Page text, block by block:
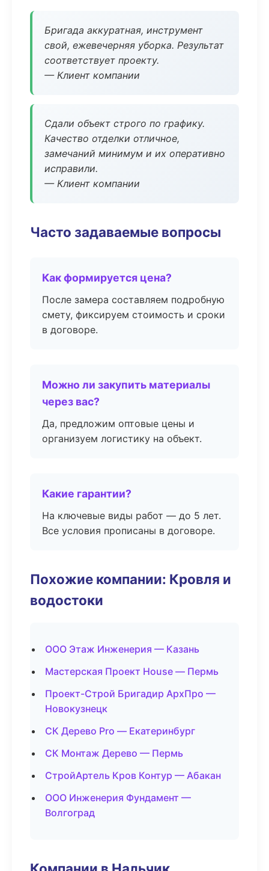
Бригада аккуратная, инструмент
свой, ежевечерняя уборка. Результат
соответствует проекту.
— Клиент компании
Сдали объект строго по графику.
Качество отделки отличное,
замечаний минимум и их оперативно
исправили.
— Клиент компании
Часто задаваемые вопросы
Как формируется цена?
После замера составляем подробную
смету, фиксируем стоимость и сроки
в договоре.
Можно ли закупить материалы
через вас?
Да, предложим оптовые цены и
организуем логистику на объект.
Какие гарантии?
На ключевые виды работ — до 5 лет.
Все условия прописаны в договоре.
Похожие компании: Кровля и
водостоки
ООО Этаж Инженерия — Казань
Мастерская Проект House — Пермь
Проект-Строй Бригадир АрхПро —
Новокузнецк
СК Дерево Pro — Екатеринбург
СК Монтаж Дерево — Пермь
СтройАртель Кров Контур — Абакан
ООО Инженерия Фундамент —
Волгоград